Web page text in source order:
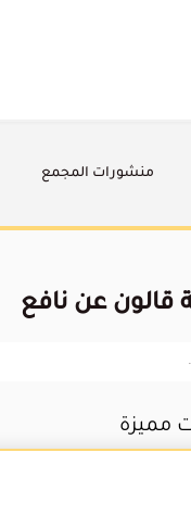
منشورات المجمع
عن نافع
مميزة